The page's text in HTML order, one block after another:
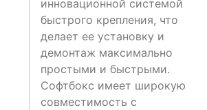
инновационной системой
быстрого крепления, что
делает ее установку и
демонтаж максимально
простыми и быстрыми.
Софтбокс имеет широкую
совместимость с